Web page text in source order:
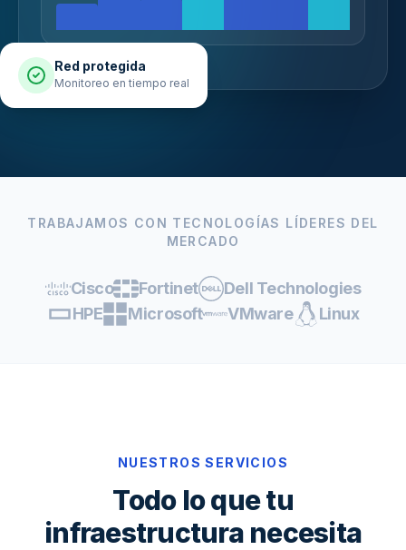
Red protegida
Monitoreo en tiempo real
TRABAJAMOS CON TECNOLOGÍAS LÍDERES DEL
MERCADO
Cisco Fortinet
Dell Technologies
HPE
Microsoft VMware Linux
NUESTROS SERVICIOS
Todo lo que tu
infraestructura necesita